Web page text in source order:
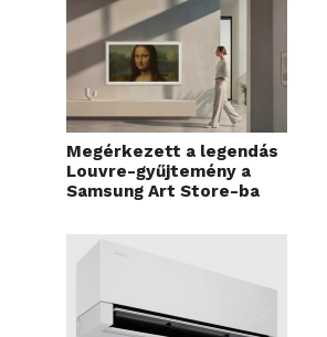
Megérkezett a legendás
Louvre-gyűjtemény a
Samsung Art Store-ba